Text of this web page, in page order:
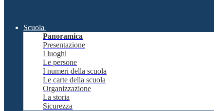
Scuola
Panoramica
Presentazione
I luoghi
Le persone
I numeri della scuola
Le carte della scuola
Organizzazione
La storia
Sicurezza